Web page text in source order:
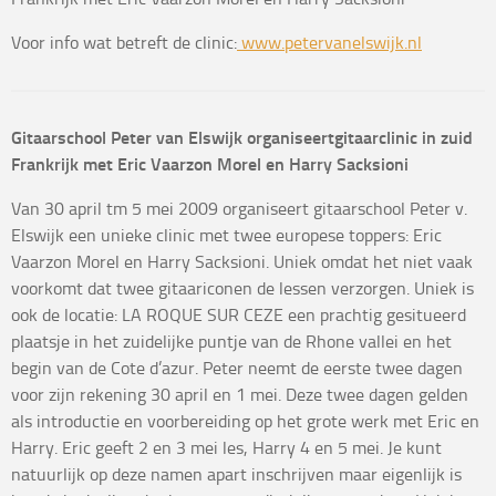
Voor info wat betreft de clinic: www.petervanelswijk.nl
Gitaarschool Peter van Elswijk organiseertgitaarclinic in zuid
Frankrijk met Eric Vaarzon Morel en Harry Sacksioni
Van 30 april tm 5 mei 2009 organiseert gitaarschool Peter v.
Elswijk een unieke clinic met twee europese toppers: Eric
Vaarzon Morel en Harry Sacksioni. Uniek omdat het niet vaak
voorkomt dat twee gitaariconen de lessen verzorgen. Uniek is
ook de locatie: LA ROQUE SUR CEZE een prachtig gesitueerd
plaatsje in het zuidelijke puntje van de Rhone vallei en het
begin van de Cote d’azur. Peter neemt de eerste twee dagen
voor zijn rekening 30 april en 1 mei. Deze twee dagen gelden
als introductie en voorbereiding op het grote werk met Eric en
Harry. Eric geeft 2 en 3 mei les, Harry 4 en 5 mei. Je kunt
natuurlijk op deze namen apart inschrijven maar eigenlijk is